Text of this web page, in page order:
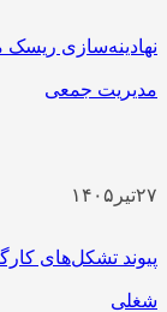
ریسک
جمعی
۱۴۰۵
تشکل‌های